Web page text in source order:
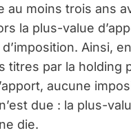
au moins trois ans
la plus-value
Ainsi,
titres par la holding
aucune
due : la plus-
die.